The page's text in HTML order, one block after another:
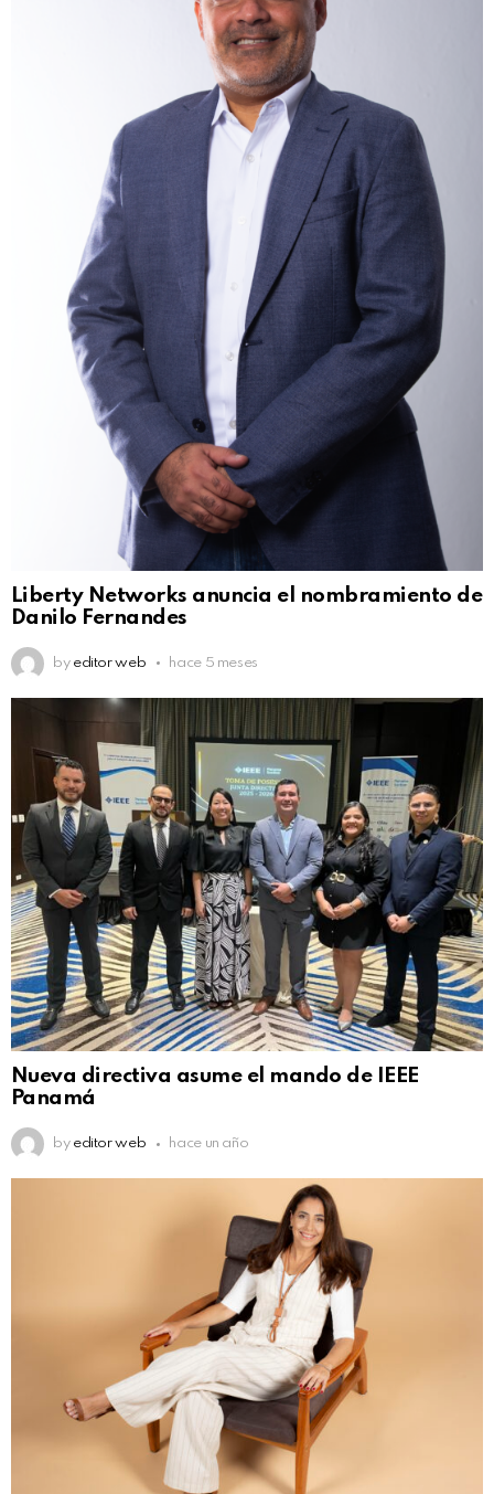
Liberty Networks anuncia el nombramiento de
Danilo Fernandes
by editor web hace 5 meses
Nueva directiva asume el mando de IEEE
Panamá
by editor web hace un año